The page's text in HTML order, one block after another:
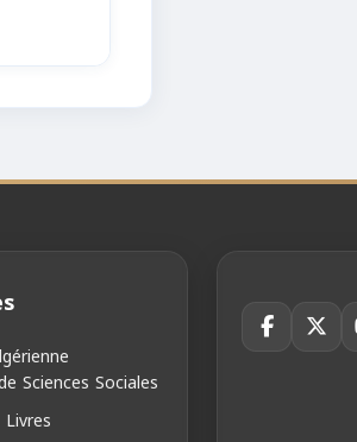
Sciences Sociales